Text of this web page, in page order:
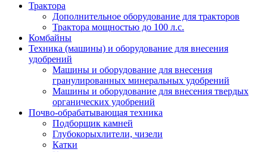
Трактора
Дополнительное оборудование для тракторов
Трактора мощностью до 100 л.с.
Комбайны
Техника (машины) и оборудование для внесения
удобрений
Машины и оборудование для внесения
гранулированных минеральных удобрений
Машины и оборудование для внесения твердых
органических удобрений
Почво-обрабатывающая техника
Подборщик камней
Глубокорыхлители, чизели
Катки